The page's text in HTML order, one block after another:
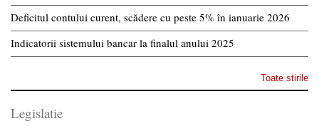
Deficitul contului curent, scădere cu peste 5% în ianuarie 2026
Indicatorii sistemului bancar la finalul anului 2025
Toate stirile
Legislatie